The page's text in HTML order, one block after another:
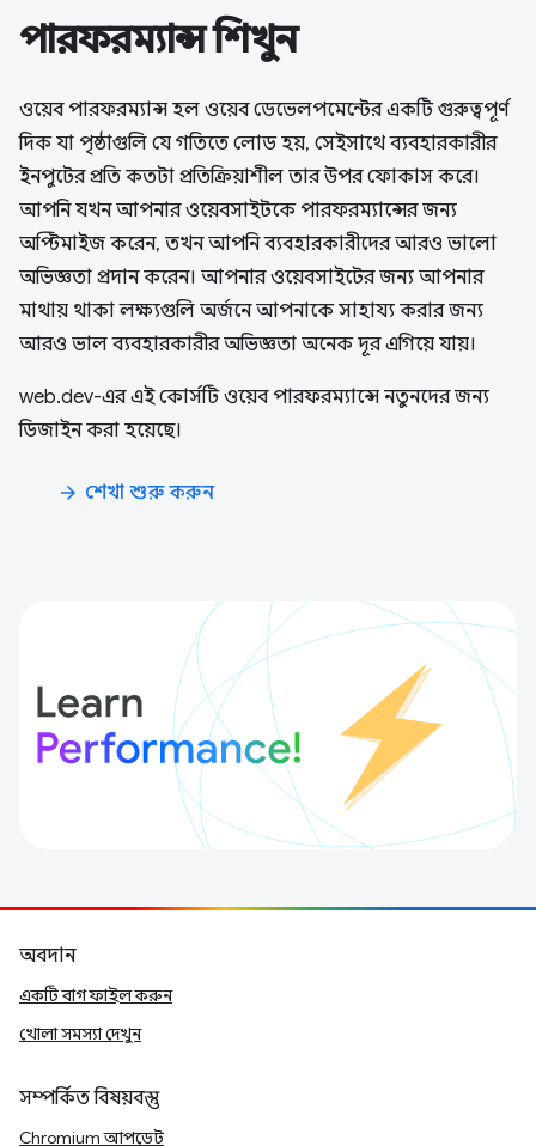
পারফরম্যান্স শিখুন
ওয়েব পারফরম্যান্স হল ওয়েব ডেভেলপমেন্টের একটি গুরুত্বপূর্ণ
দিক যা পৃষ্ঠাগুলি যে গতিতে লোড হয়, সেইসাথে ব্যবহারকারীর
ইনপুটের প্রতি কতটা প্রতিক্রিয়াশীল তার উপর ফোকাস করে।
আপনি যখন আপনার ওয়েবসাইটকে পারফরম্যান্সের জন্য
অপ্টিমাইজ করেন, তখন আপনি ব্যবহারকারীদের আরও ভালো
অভিজ্ঞতা প্রদান করেন। আপনার ওয়েবসাইটের জন্য আপনার
মাথায় থাকা লক্ষ্যগুলি অর্জনে আপনাকে সাহায্য করার জন্য
আরও ভাল ব্যবহারকারীর অভিজ্ঞতা অনেক দূর এগিয়ে যায়।
web.dev-এর এই কোর্সটি ওয়েব পারফরম্যান্সে নতুনদের জন্য
ডিজাইন করা হয়েছে।
arrow_forward শেখা শুরু করুন
অবদান
একটি বাগ ফাইল করুন
খোলা সমস্যা দেখুন
সম্পর্কিত বিষয়বস্তু
Chromium আপডেট